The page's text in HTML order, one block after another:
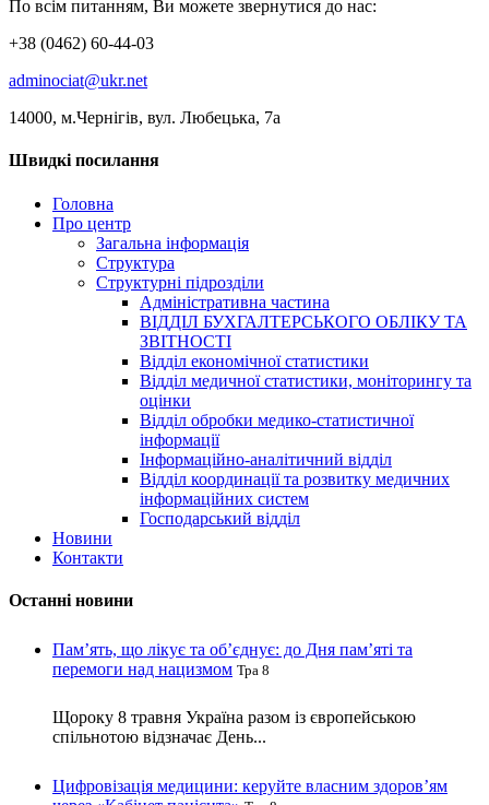
По всім питанням, Ви можете звернутися до нас:
+38 (0462) 60-44-03
adminociat@ukr.net
14000, м.Чернігів, вул. Любецька, 7а
Швидкі посилання
Головна
Про центр
Загальна інформація
Структура
Структурні підрозділи
Адміністративна частина
ВІДДІЛ БУХГАЛТЕРСЬКОГО ОБЛІКУ ТА
ЗВІТНОСТІ
Відділ економічної статистики
Відділ медичної статистики, моніторингу та
оцінки
Відділ обробки медико-статистичної
інформації
Інформаційно-аналітичний відділ
Відділ координації та розвитку медичних
інформаційних систем
Господарський відділ
Новини
Контакти
Останні новини
Пам’ять, що лікує та об’єднує: до Дня пам’яті та
перемоги над нацизмом Тра 8
Щороку 8 травня Україна разом із європейською
спільнотою відзначає День...
Цифровізація медицини: керуйте власним здоров’ям